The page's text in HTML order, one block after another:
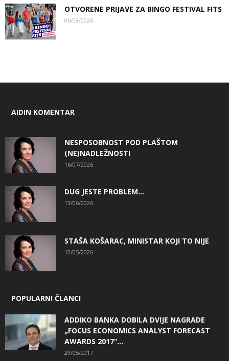
OTVORENE PRIJAVE ZA BINGO FESTIVAL FITS
06/08/2026
AIDIN KOMENTAR
NESPOSOBNOST POD PLAŠTOM
(NE)NADLEŽNOSTI
16/07/2026
DUG JESTE PROBLEM…
13/06/2026
STAŠA KOŠARAC, MINISTAR KOJI TO NIJE
12/05/2026
POPULARNI ČLANCI
ADDIKO BANKA DOBILA DVIJE NAGRADE
„FOCUS ECONOMICS ANALYST FORECAST
AWARDS 2017“...
29/05/2017